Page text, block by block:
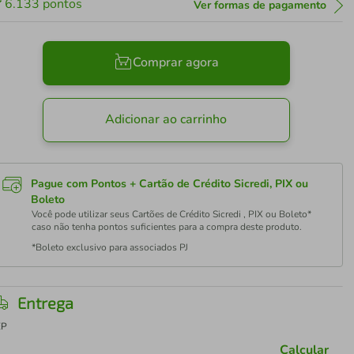
6.133 pontos Ver formas de pagamento
Comprar agora
Adicionar ao carrinho
Pague com Pontos + Cartão de Crédito Sicredi, PIX ou
Boleto
Você pode utilizar seus Cartões de Crédito Sicredi , PIX ou Boleto*
caso não tenha pontos suficientes para a compra deste produto.
*Boleto exclusivo para associados PJ
Entrega
Calcular